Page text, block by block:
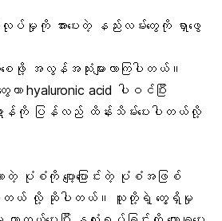
လုပ်မှုကို အားပေးတဲ့ နည်းလမ်းတွေကို ရှာဖွေ
ာက်စေဖို့ အလွန်အသုံးများလာကြပါတယ်။
ာ hyaluronic acid ပါဝင်ပြီး
ာန်ကို ပြန်လည် ထိန်းသိမ်းပေးပါတယ်လို့
ပုံစံကို ပျော့ပြောင်းတဲ့ ပုံစံအဖြစ်
နိုင်ပါတယ် လို့ ဆိုပါတယ်။ သူတု့ိရဲ့ တွေ့ရှိမှု